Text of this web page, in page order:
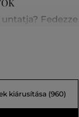
Fedezze
Karl
„A divat olyan
„Az unalom
kiárusítása (960)